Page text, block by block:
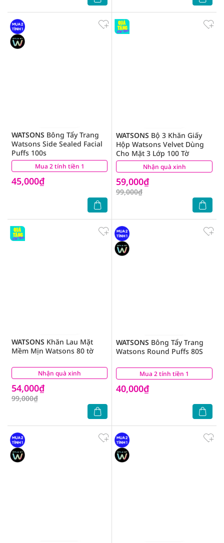
Mua 2 tính tiền 1
WATSONS Bông Tẩy Trang
Watsons Side Sealed Facial
Puffs 100s
45,000₫
(11) Nhận quà xinh
WATSONS Bộ 3 Khăn Giấy
Hộp Watsons Velvet Dùng
Cho Mặt 3 Lớp 100 Tờ
59,000₫
99,000₫
(0)
Nhận quà xinh
WATSONS Khăn Lau Mặt
Mềm Mịn Watsons 80 tờ
54,000₫
99,000₫
(1) Mua 2 tính tiền 1
WATSONS Bông Tẩy Trang
Watsons Round Puffs 80S
40,000₫
(8)